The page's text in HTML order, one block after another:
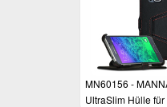
Aufstellbar, Nubuk
Leder Braun
MN60156 -
UltraSlim Hülle für